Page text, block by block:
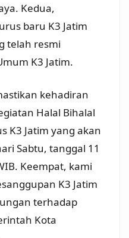
Kedua,
baru K3 Jatim
telah resmi
K3 Jatim.
kehadiran
Halal Bihalal
K3 Jatim yang akan
Sabtu, tanggal 11
Keempat, kami
K3 Jatim
terhadap
Kota